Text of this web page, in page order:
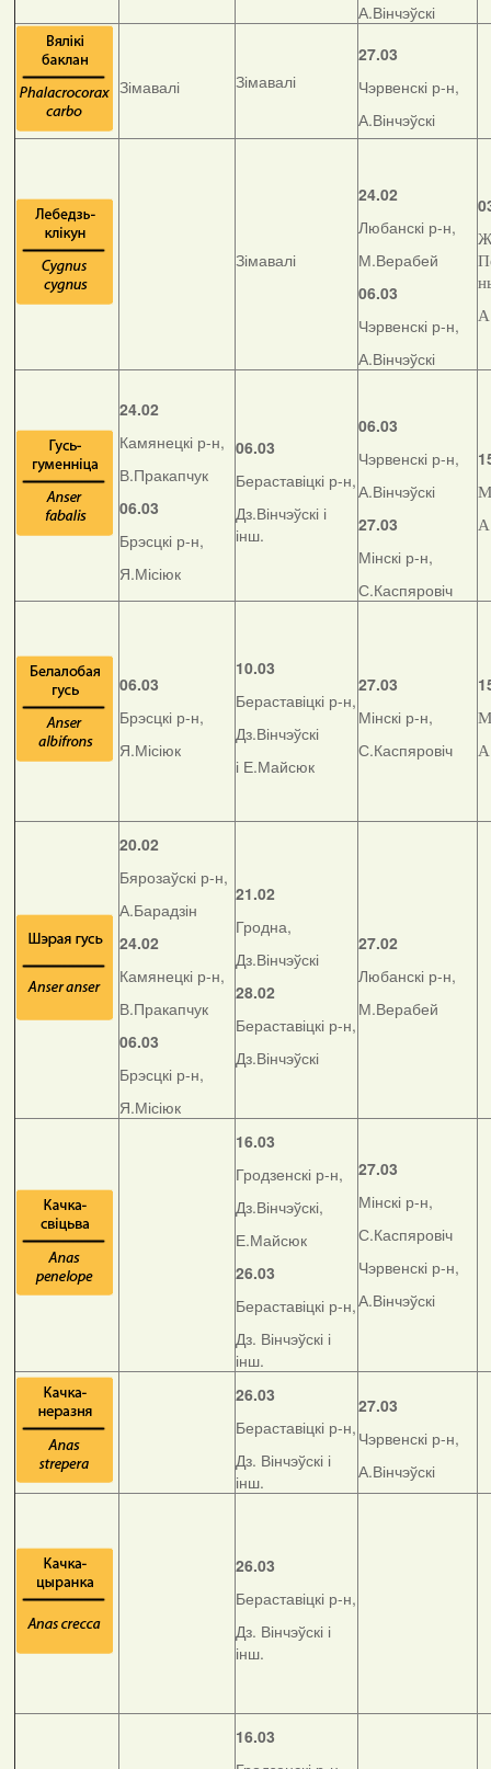
А.Вінчэўскі
Зімавалі Зімавалі
27.03
Чэрвенскі р-н,
А.Вінчэўскі
Зімавалі
24.02
Любанскі р-н,
М.Верабей
06.03
Чэрвенскі р-н,
А.Вінчэўскі
24.02
Камянецкі р-н,
В.Пракапчук
06.03
Брэсцкі р-н,
Я.Місіюк
06.03
Бераставіцкі р-н,
Дз.Вінчэўскі і
інш.
06.03
Чэрвенскі р-н,
А.Вінчэўскі
27.03
Мінскі р-н,
С.Каспяровіч
06.03
Брэсцкі р-н,
Я.Місіюк
10.03
Бераставіцкі р-н,
Дз.Вінчэўскі
і Е.Майсюк
27.03
Мінскі р-н,
С.Каспяровіч
20.02
Бярозаўскі р-н,
А.Барадзін
24.02
Камянецкі р-н,
В.Пракапчук
06.03
Брэсцкі р-н,
Я.Місіюк
21.02
Гродна,
Дз.Вінчэўскі
28.02
Бераставіцкі р-н,
Дз.Вінчэўскі
27.02
Любанскі р-н,
М.Верабей
16.03
Гродзенскі р-н,
Дз.Вінчэўскі,
Е.Майсюк
26.03
Бераставіцкі р-н,
Дз. Вінчэўскі і
інш.
27.03
Мінскі р-н,
С.Каспяровіч
Чэрвенскі р-н,
А.Вінчэўскі
26.03
Бераставіцкі р-н,
Дз. Вінчэўскі і
інш.
27.03
Чэрвенскі р-н,
А.Вінчэўскі
26.03
Бераставіцкі р-н,
Дз. Вінчэўскі і
інш.
16.03